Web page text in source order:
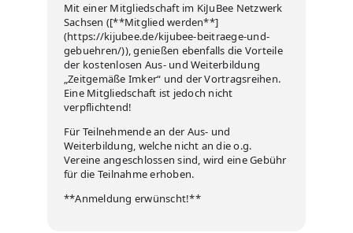
Mit einer Mitgliedschaft im KiJuBee Netzwerk
Sachsen ([**Mitglied werden**]
(https://kijubee.de/kijubee-beitraege-und-
gebuehren/)), genießen ebenfalls die Vorteile
der kostenlosen Aus- und Weiterbildung
„Zeitgemäße Imker“ und der Vortragsreihen.
Eine Mitgliedschaft ist jedoch nicht
verpflichtend!
Für Teilnehmende an der Aus- und
Weiterbildung, welche nicht an die o.g.
Vereine angeschlossen sind, wird eine Gebühr
für die Teilnahme erhoben.
**Anmeldung erwünscht!**